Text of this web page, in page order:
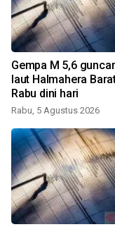
Gempa M 5,6
laut Halmahera
Rabu dini hari
Rabu, 5 Agustus 2026